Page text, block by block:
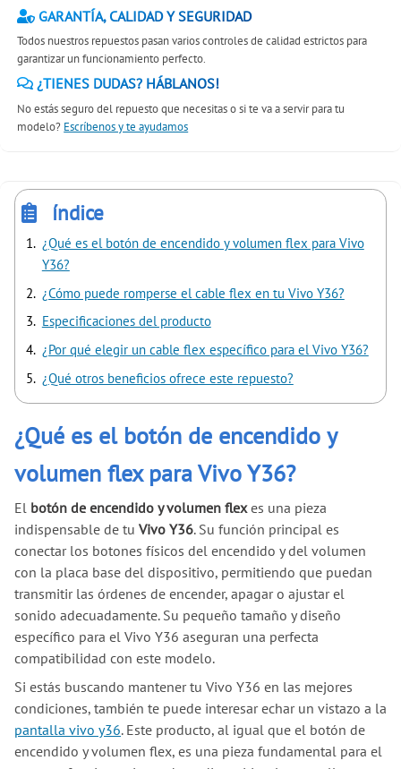
GARANTÍA, CALIDAD Y SEGURIDAD
Todos nuestros repuestos pasan varios controles de calidad estrictos para
garantizar un funcionamiento perfecto.
¿TIENES DUDAS? HÁBLANOS!
No estás seguro del repuesto que necesitas o si te va a servir para tu
modelo? Escríbenos y te ayudamos
índice
¿Qué es el botón de encendido y volumen flex para Vivo
Y36?
¿Cómo puede romperse el cable flex en tu Vivo Y36?
Especificaciones del producto
¿Por qué elegir un cable flex específico para el Vivo Y36?
¿Qué otros beneficios ofrece este repuesto?
¿Qué es el botón de encendido y
volumen flex para Vivo Y36?
El botón de encendido y volumen flexes una pieza
indispensable de tu Vivo Y36. Su función principal es
conectar los botones físicos del encendido y del volumen
con la placa base del dispositivo, permitiendo que puedan
transmitir las órdenes de encender, apagar o ajustar el
sonido adecuadamente. Su pequeño tamaño y diseño
específico para el Vivo Y36 aseguran una perfecta
compatibilidad con este modelo.
Si estás buscando mantener tu Vivo Y36 en las mejores
condiciones, también te puede interesar echar un vistazo a la
pantalla vivo y36. Este producto, al igual que el botón de
encendido y volumen flex, es una pieza fundamental para el